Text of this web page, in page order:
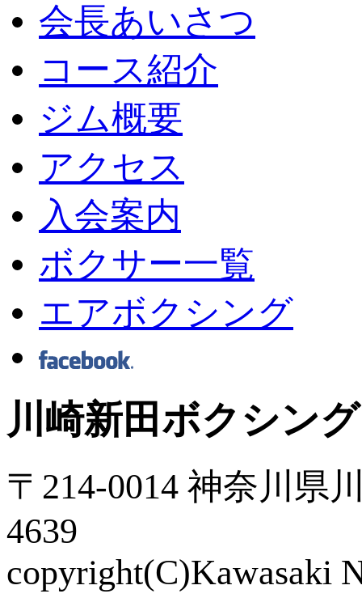
会長あいさつ
コース紹介
ジム概要
アクセス
入会案内
ボクサー一覧
エアボクシング
川崎新田ボクシン
〒214-0014 神奈川県
4639
copyright(C)Kawasaki